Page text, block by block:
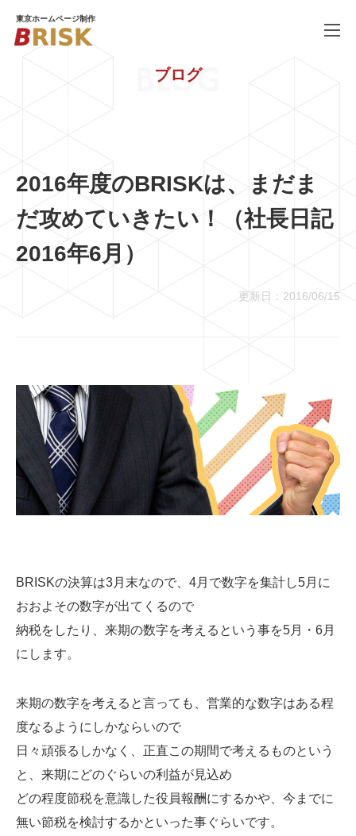
東京ホームページ制作
BLOG ブログ
03-6659-5220
LINE登録
Web制作無料提案
よくあるご質問 プライバシーポリシー
ブログ
BLOG
2016年度のBRISKは、まだま
だ攻めていきたい！（社長日記
2016年6月）
更新日：2016/06/15
BRISKの決算は3月末なので、4月で数字を集計し5月に
おおよその数字が出てくるので
納税をしたり、来期の数字を考えるという事を5月・6月
にします。
来期の数字を考えると言っても、営業的な数字はある程
度なるようにしかならいので
日々頑張るしかなく、正直この期間で考えるものという
と、来期にどのぐらいの利益が見込め
どの程度節税を意識した役員報酬にするかや、今までに
無い節税を検討するかといった事ぐらいです。